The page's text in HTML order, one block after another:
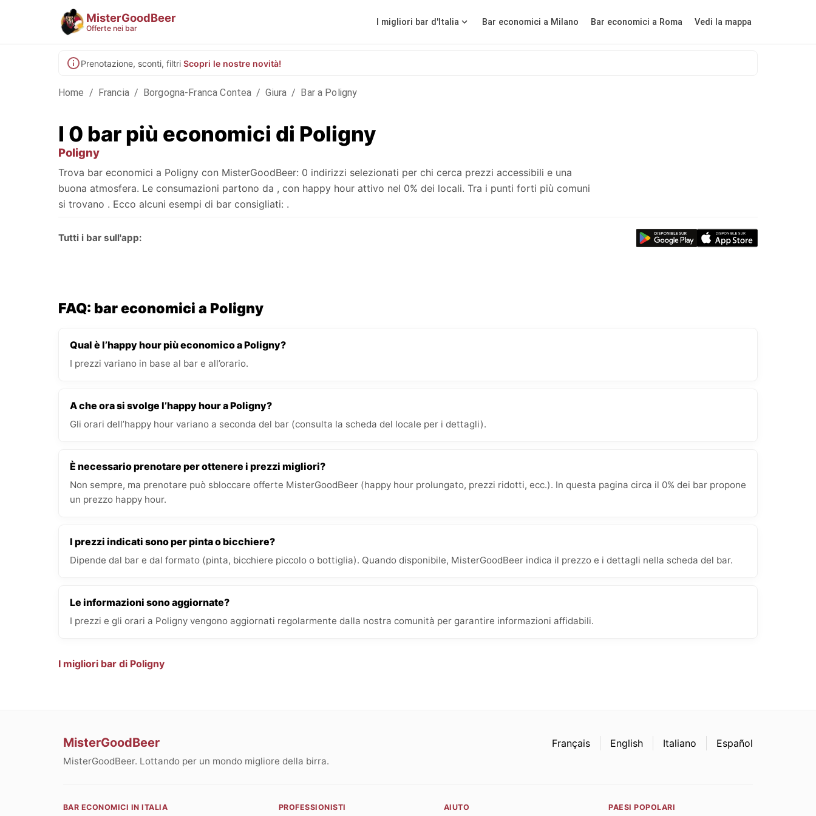
MisterGoodBeer
Offerte nei bar
I migliori bar d'Italia Bar economici a Milano Bar economici a Roma Vedi la mappa
Prenotazione, sconti, filtri Scopri le nostre novità!
Home / Francia / Borgogna-Franca Contea / Giura / Bar a Poligny
I 0 bar più economici di Poligny
Poligny
Trova bar economici a Poligny con MisterGoodBeer: 0 indirizzi selezionati per chi cerca prezzi accessibili e una
buona atmosfera. Le consumazioni partono da , con happy hour attivo nel 0% dei locali. Tra i punti forti più comuni
si trovano . Ecco alcuni esempi di bar consigliati: .
Tutti i bar sull'app:
FAQ: bar economici a Poligny
Qual è l’happy hour più economico a Poligny?
I prezzi variano in base al bar e all’orario.
A che ora si svolge l’happy hour a Poligny?
Gli orari dell’happy hour variano a seconda del bar (consulta la scheda del locale per i dettagli).
È necessario prenotare per ottenere i prezzi migliori?
Non sempre, ma prenotare può sbloccare offerte MisterGoodBeer (happy hour prolungato, prezzi ridotti, ecc.). In questa pagina circa il 0% dei bar propone
un prezzo happy hour.
I prezzi indicati sono per pinta o bicchiere?
Dipende dal bar e dal formato (pinta, bicchiere piccolo o bottiglia). Quando disponibile, MisterGoodBeer indica il prezzo e i dettagli nella scheda del bar.
Le informazioni sono aggiornate?
I prezzi e gli orari a Poligny vengono aggiornati regolarmente dalla nostra comunità per garantire informazioni affidabili.
I migliori bar di Poligny
MisterGoodBeer
MisterGoodBeer. Lottando per un mondo migliore della birra.
Français English Italiano Español
BAR ECONOMICI IN ITALIA PROFESSIONISTI AIUTO PAESI POPOLARI